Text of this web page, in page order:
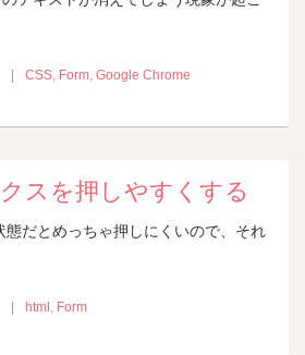
CSS, Form, Google Chrome
スを押しやすくする
だとめっちゃ押しにくいので、それ
html , Form